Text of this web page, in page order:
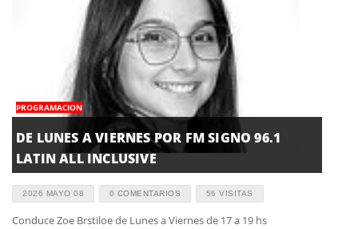
PROGRAMACION
DE LUNES A VIERNES POR FM SIGNO 96.1
LATIN ALL INCLUSIVE
2026 MAYO 08 0 COMENTARIOS 56 VISITAS
Conduce Zoe Brstiloe de Lunes a Viernes de 17 a 19 hs